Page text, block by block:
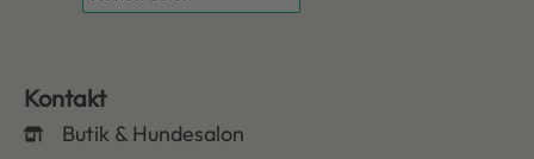
Kontakt
Butik & Hundesalon